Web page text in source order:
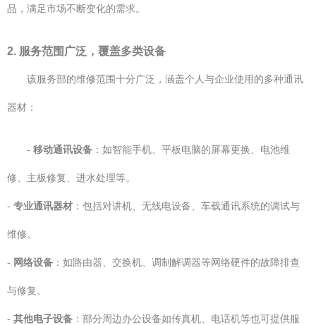
品，满足市场不断变化的需求。
2. 服务范围广泛，覆盖多类设备
该服务部的维修范围十分广泛，涵盖个人与企业使用的多种通讯
器材：
- 移动通讯设备 ：如智能手机、平板电脑的屏幕更换、电池维
修、主板修复、进水处理等。
- 专业通讯器材 ：包括对讲机、无线电设备、车载通讯系统的调试与
维修。
- 网络设备 ：如路由器、交换机、调制解调器等网络硬件的故障排查
与修复。
- 其他电子设备 ：部分周边办公设备如传真机、电话机等也可提供服